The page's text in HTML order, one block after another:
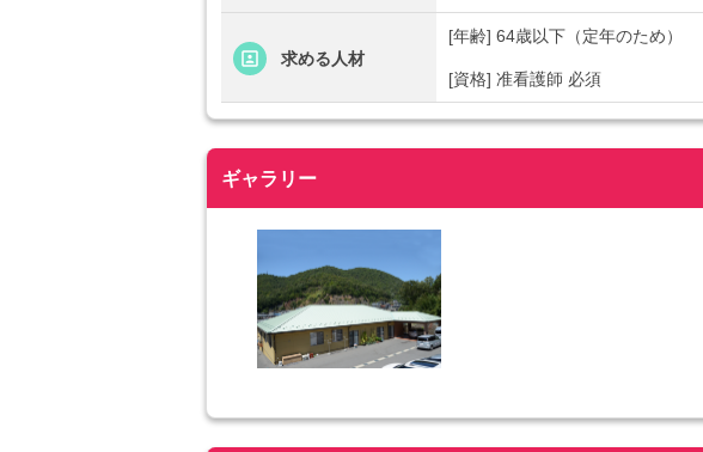
求める人材
[年齢] 64歳以下（定年のため）
[資格] 准看護師 必須
ギャラリー